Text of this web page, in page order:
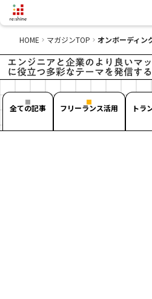
HOME keyboard_arrow_right マガジンTOP keyboard_arrow_right オンボーディン
エンジニアと企業のより良いマ
に役立つ多彩なテーマを発信す
全ての記事 フリーランス活用 トラ